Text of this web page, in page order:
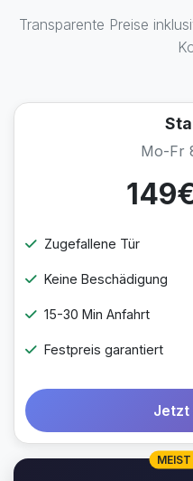
Transparente Preise
Mo-Fr
Zugefallene Tür
Keine Beschädigung
15-30 Min Anfahrt
Festpreis garantiert
Jetzt